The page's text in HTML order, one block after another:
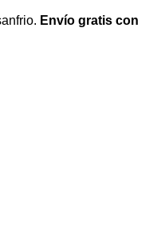
Envío gratis con